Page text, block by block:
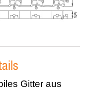
Gitter aus